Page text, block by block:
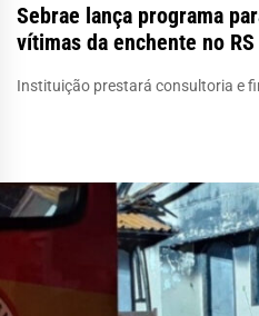
Sebrae lança programa
vítimas da enchente no RS
Instituição prestará consultoria e